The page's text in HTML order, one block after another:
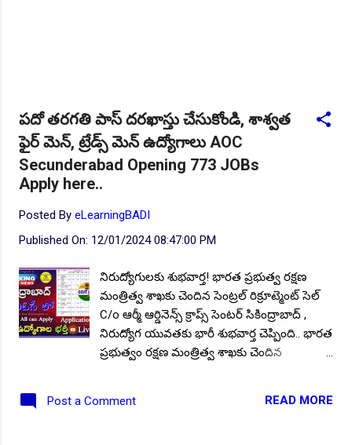
పదో తరగతి పాస్ దరఖాస్తు చేసుకోండి, శాశ్వత
ఫైర్ మెన్, ట్రేడ్స్ మెన్ ఉద్యోగాలు AOC
Secunderabad Opening 773 JOBs
Apply here..
Posted By eLearningBADI
Published On: 12/01/2024 08:47:00 PM
నిరుద్యోగులకు శుభవార్త! భారత ప్రభుత్వ రక్షణ
మంత్రిత్వ శాఖకు చెందిన సెంట్రల్ రిక్రూట్మెంట్ సెల్
C/o ఆర్మీ ఆర్డినెన్స్ క్రాప్స్ సెంటర్ సికింద్రాబాద్ ,
నిరుద్యోగ యువతకు భారీ శుభవార్త చెప్పింది.. భారత
ప్రభుత్వం రక్షణ మంత్రిత్వ శాఖకు చెందిన
ఉన్న వివిధ రీజీయన్లలో ఖాళీగా ఉన్న ట్రేడ్స్మెన్ మెట్,
Post a Comment READ MORE